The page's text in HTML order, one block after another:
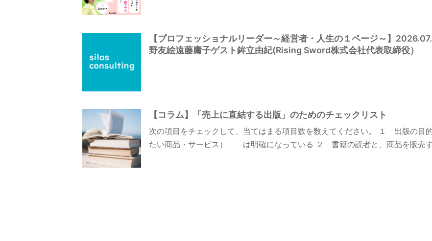
【プロフェッショナルリーダー～経営者・人生の１ページ～】
野友絵遠藤庸子ゲスト鉾立由紀(Rising Sword株式会社代表取締役）
【コラム】「売上に直結する出版」のためのチェックリスト
次の項目をチェックして、当てはまる項目数を数えてください。 １ 出版の目
たい商品・サービス） は明確になっている ２ 書籍の読者と、商品を販